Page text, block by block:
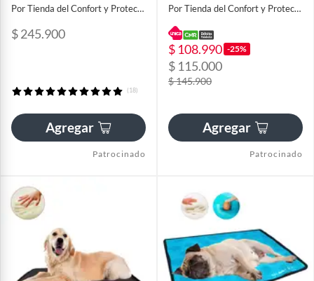
Por Tienda del Confort y Proteccion
$ 245.900
(18)
Agregar
Patrocinado
Por Tienda del Confort y Proteccion
$ 108.990 -25%
$ 115.000
$ 145.900
Agregar
Patrocinado